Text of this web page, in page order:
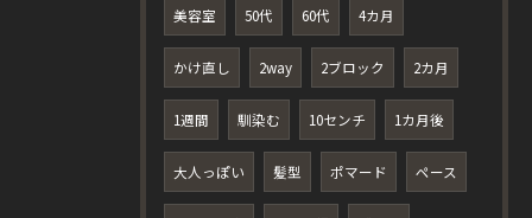
美容室 50代 60代 4カ月
かけ直し 2way 2ブロック 2カ月
1週間 馴染む 10センチ 1カ月後
大人っぽい 髪型 ポマード ペース